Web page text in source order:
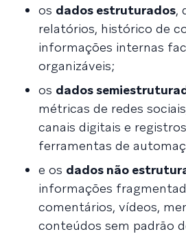
os dados estruturados,
relatórios, histórico de
informações internas
organizáveis;
os dados
métricas de redes
canais digitais e
ferramentas de
e os dados não
informações
comentários, vídeos,
conteúdos sem padrão